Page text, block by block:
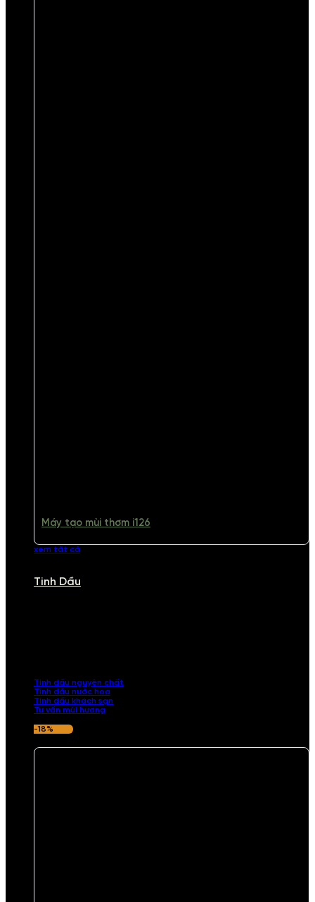
Máy tạo mùi thơm i126
xem tất cả
Tinh Dầu
Tinh dầu nguyên chất
Tinh dầu nước hoa
Tinh dầu khách sạn
Tư vấn mùi hương
-18%